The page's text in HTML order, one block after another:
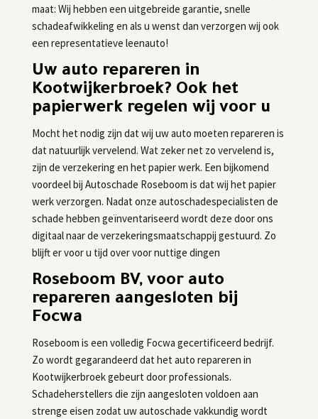
maat: Wij hebben een uitgebreide garantie, snelle
schadeafwikkeling en als u wenst dan verzorgen wij ook
een representatieve leenauto!
Uw auto repareren in
Kootwijkerbroek? Ook het
papierwerk regelen wij voor u
Mocht het nodig zijn dat wij uw auto moeten repareren is
dat natuurlijk vervelend. Wat zeker net zo vervelend is,
zijn de verzekering en het papier werk. Een bijkomend
voordeel bij Autoschade Roseboom is dat wij het papier
werk verzorgen. Nadat onze autoschadespecialisten de
schade hebben geïnventariseerd wordt deze door ons
digitaal naar de verzekeringsmaatschappij gestuurd. Zo
blijft er voor u tijd over voor nuttige dingen
Roseboom BV, voor auto
repareren aangesloten bij
Focwa
Roseboom is een volledig Focwa gecertificeerd bedrijf.
Zo wordt gegarandeerd dat het auto repareren in
Kootwijkerbroek gebeurt door professionals.
Schadeherstellers die zijn aangesloten voldoen aan
strenge eisen zodat uw autoschade vakkundig wordt